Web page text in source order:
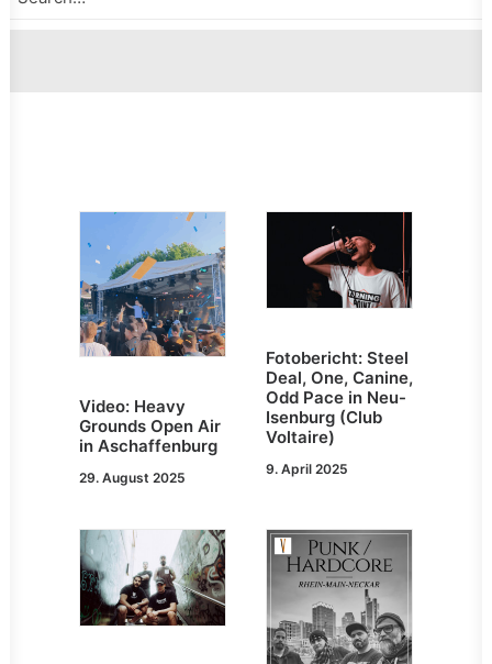
Video: Heavy
Grounds Open Air
in Aschaffenburg
29. August 2025
Fotobericht: Steel
Deal, One, Canine,
Odd Pace in Neu-
Isenburg (Club
Voltaire)
9. April 2025